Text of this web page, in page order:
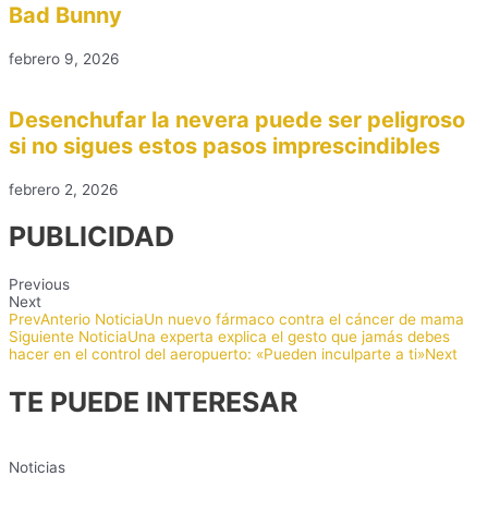
Bad Bunny
febrero 9, 2026
Desenchufar la nevera puede ser peligroso
si no sigues estos pasos imprescindibles
febrero 2, 2026
PUBLICIDAD
Previous
Next
PrevAnterio NoticiaUn nuevo fármaco contra el cáncer de mama
Siguiente NoticiaUna experta explica el gesto que jamás debes
hacer en el control del aeropuerto: «Pueden inculparte a ti»Next
TE PUEDE INTERESAR
Noticias